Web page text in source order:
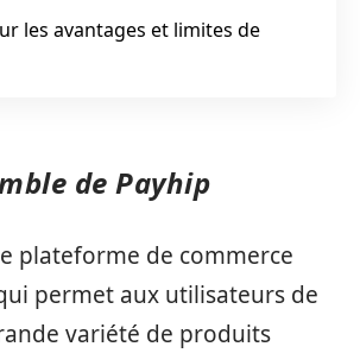
les avantages et limites de
de Payhip
plateforme de commerce
permet aux utilisateurs de
variété de produits